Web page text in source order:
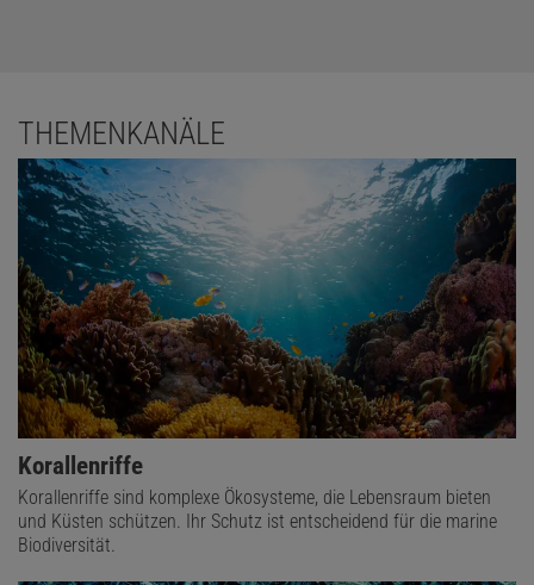
THEMENKANÄLE
Korallenriffe
Korallenriffe sind komplexe Ökosysteme, die Lebensraum bieten
und Küsten schützen. Ihr Schutz ist entscheidend für die marine
Biodiversität.